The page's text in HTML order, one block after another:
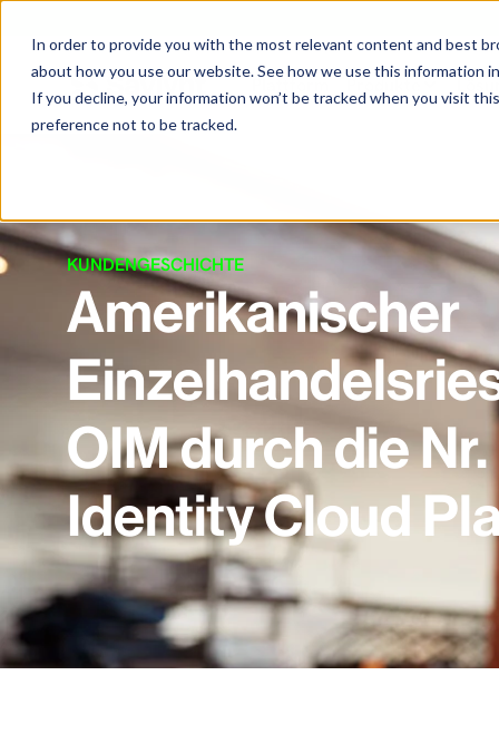
In order to provide you with the most relevant content and best
about how you use our website. See how we use this information
If you decline, your information won’t be tracked when you visit
preference not to be tracked.
Plattform Produkte
KUNDENGESCHICHTE
Amerikanischer
OIM durch die Nr.
Identity Cloud